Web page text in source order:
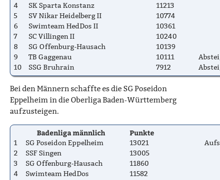
4
SK Sparta Konstanz
11213
5
SV Nikar Heidelberg II
10774
6
Swimteam HedDos II
10361
7
SC Villingen II
10240
8
SG Offenburg-Hausach
10139
9
TB Gaggenau 10111
10
SSG Bruhrain 7912
Bei den Männern schaffte es die SG Poseidon
Eppelheim in die Oberliga Baden-Württemberg
aufzusteigen.
Badenliga männlich Punkte
1 SG Poseidon Eppelheim 13021
2
SSF Singen
13005
3
SG Offenburg-Hausach
11860
4
Swimteam HedDos
11582